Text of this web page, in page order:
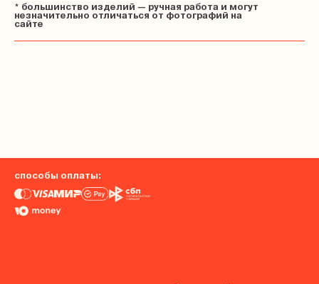
* большинство изделий — ручная работа и могут
незначительно отличаться от фотографий на
сайте
способы оплаты: